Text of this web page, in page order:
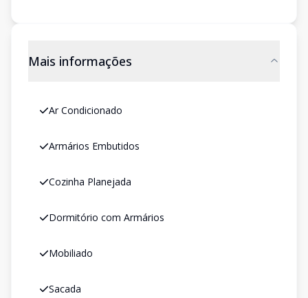
Mais informações
Ar Condicionado
Armários Embutidos
Cozinha Planejada
Dormitório com Armários
Mobiliado
Sacada